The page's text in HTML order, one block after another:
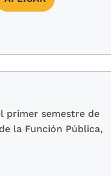
primer semestre de
la Función Pública,